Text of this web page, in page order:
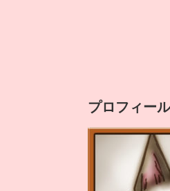
プロフィール